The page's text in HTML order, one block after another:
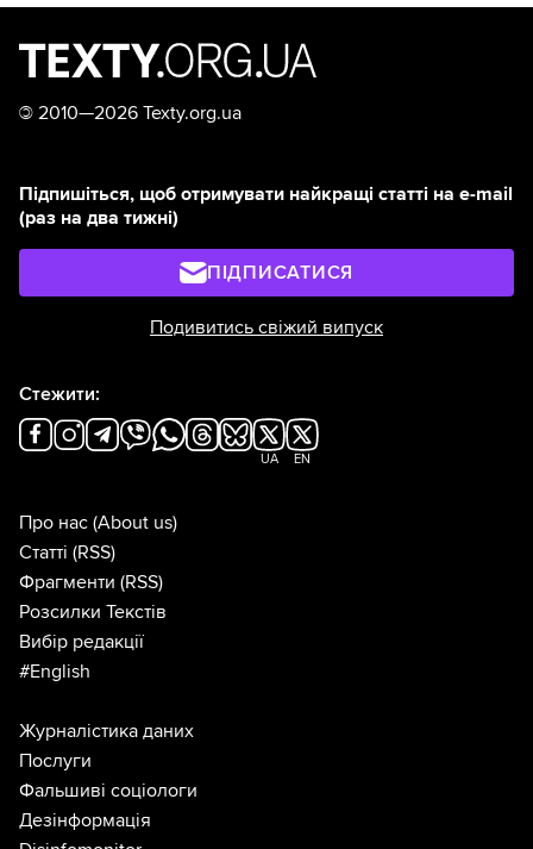
© 2010—2026 Texty.org.ua
Підпишіться, щоб отримувати найкращі статті на e-mail
(раз на два тижні)
ПІДПИСАТИСЯ
Подивитись свіжий випуск
Стежити:
UA EN
Про нас (About us)
Статті (RSS)
Фрагменти (RSS)
Розсилки Текстів
Вибір редакції
#English
Журналістика даних
Послуги
Фальшиві соціологи
Дезінформація